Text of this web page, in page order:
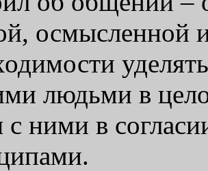
осмысленной
людьми в
ними в